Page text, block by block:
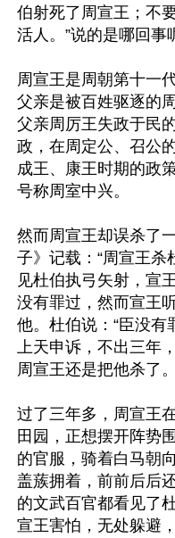
伯射死了周宣王；不
活人。”说的是哪回事
周宣王是周朝第十一
父亲是被百姓驱逐的
父亲周厉王失政于民
政，在周定公、召公
成王、康王时期的政
号称周室中兴。
然而周宣王却误杀了
子》记载：“周宣王杀
见杜伯执弓矢射，宣
没有罪过，然而宣王
他。杜伯说：“臣没
上天申诉，不出三年
周宣王还是把他杀了。
过了三年多，周宣王
田园，正想摆开阵势
的官服，骑着白马朝
盖蔟拥着，前前后后
的文武百官都看见了
宣王害怕，无处躲避